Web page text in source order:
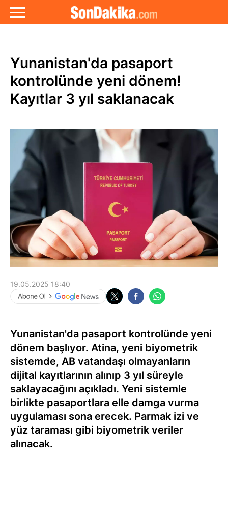
Yunanistan'da pasaport
kontrolünde yeni dönem!
Kayıtlar 3 yıl saklanacak
19.05.2025 18:40
Yunanistan'da pasaport kontrolünde yeni
dönem başlıyor. Atina, yeni biyometrik
sistemde, AB vatandaşı olmayanların
dijital kayıtlarının alınıp 3 yıl süreyle
saklayacağını açıkladı. Yeni sistemle
birlikte pasaportlara elle damga vurma
uygulaması sona erecek. Parmak izi ve
yüz taraması gibi biyometrik veriler
alınacak.